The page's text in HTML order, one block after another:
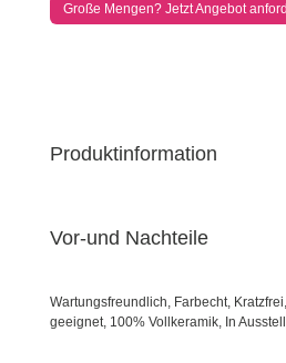
Große Mengen? Jetzt Angebot
Produktinformation
Vor-und Nachteile
Wartungsfreundlich, Farbecht,
geeignet, 100% Vollkeramik, In